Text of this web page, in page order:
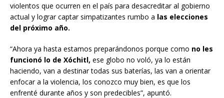
violentos que ocurren en el país para desacreditar al gobierno
actual y lograr captar simpatizantes rumbo a las elecciones
del próximo año.
“Ahora ya hasta estamos preparándonos porque como no les
funcionó lo de Xóchitl, ese globo no voló, ya lo están
haciendo, van a destinar todas sus baterías, las van a orientar
enfocar a la violencia, los conozco muy bien, es que los
enfrenté durante años y son predecibles”, apuntó.